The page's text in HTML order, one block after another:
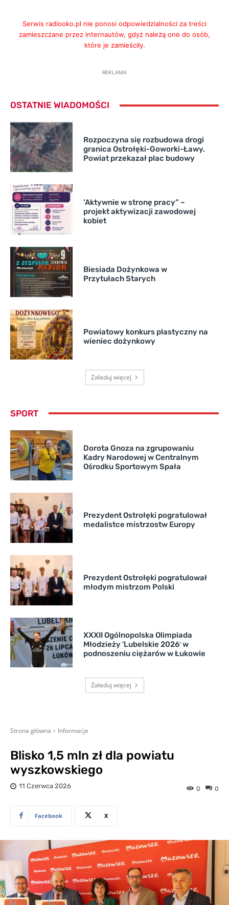
Serwis radiooko.pl nie ponosi odpowiedzialności za treści
zamieszczane przez internautów, gdyż należą one do osób,
które je zamieściły.
REKLAMA
OSTATNIE WIADOMOŚCI
Rozpoczyna się rozbudowa drogi
granica Ostrołęki-Goworki-Ławy.
Powiat przekazał plac budowy
’Aktywnie w stronę pracy” –
projekt aktywizacji zawodowej
kobiet
Biesiada Dożynkowa w
Przytułach Starych
Powiatowy konkurs plastyczny na
wieniec dożynkowy
Załaduj więcej
SPORT
Dorota Gnoza na zgrupowaniu
Kadry Narodowej w Centralnym
Ośrodku Sportowym Spała
Prezydent Ostrołęki pogratulował
medalistce mistrzostw Europy
Prezydent Ostrołęki pogratulował
młodym mistrzom Polski
XXXII Ogólnopolska Olimpiada
Młodzieży 'Lubelskie 2026′ w
podnoszeniu ciężarów w Łukowie
Załaduj więcej